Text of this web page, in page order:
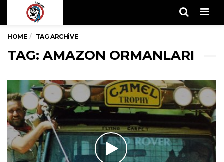
HOME TAG ARCHIVE
TAG: AMAZON ORMANLARI